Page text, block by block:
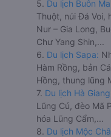
5. Du lịch Buôn
Thuột, núi Đá Voi,
Nur – Gia Long,
Chư Yang Shin,...
6. Du lịch Sapa:
Hàm Rồng, bản
Hồng, thung lũng
7. Du lịch Hà
Lũng Cú, đèo Mã
hóa Lũng Cẩm,...
8. Du lịch Mộc